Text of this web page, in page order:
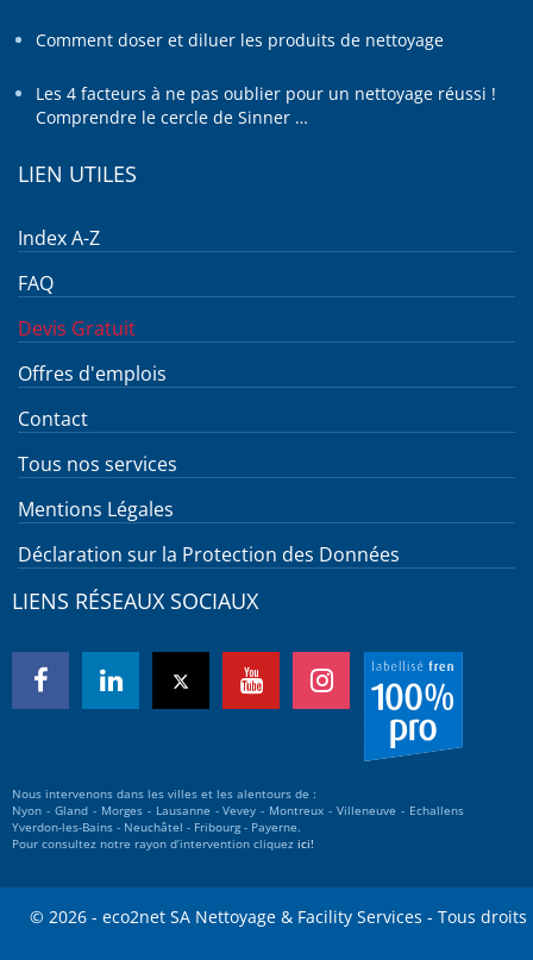
Comment doser et diluer les produits de nettoyage
Les 4 facteurs à ne pas oublier pour un nettoyage réussi !
Comprendre le cercle de Sinner …
LIEN UTILES
Index A-Z
FAQ
Devis Gratuit
Offres d'emplois
Contact
Tous nos services
Mentions Légales
Déclaration sur la Protection des Données
LIENS RÉSEAUX SOCIAUX
Nous intervenons dans les villes et les alentours de :
Nyon - Gland - Morges - Lausanne - Vevey - Montreux - Villeneuve - Echallens
Yverdon-les-Bains - Neuchâtel - Fribourg - Payerne.
Pour consultez notre rayon d’intervention cliquez ici!
© 2026 - eco2net SA Nettoyage & Facility Services - Tous droits